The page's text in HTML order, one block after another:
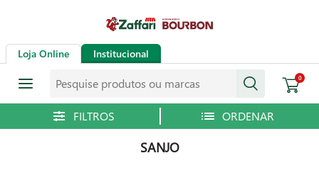
Loja Online Institucional
0
SANJO